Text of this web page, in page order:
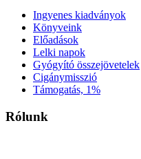
Ingyenes kiadványok
Könyveink
Előadások
Lelki napok
Gyógyító összejövetelek
Cigánymisszió
Támogatás, 1%
Rólunk